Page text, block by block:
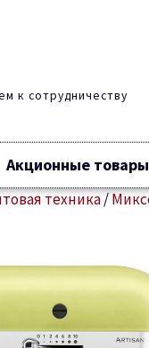
к сотрудничеству
Акционные товары
техника/